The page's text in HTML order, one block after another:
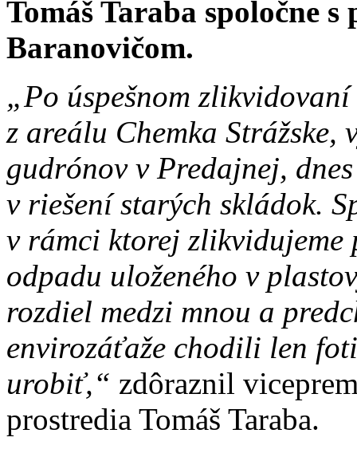
Tomáš Taraba spoločne
Baranovičom.
„Po úspešnom
z areálu Chemka
gudrónov v Predajnej,
v riešení starých skládok.
v rámci ktorej zlikvidujeme
odpadu uloženého v
rozdiel medzi mnou a
envirozáťaže chodili len
urobiť,“ zdôraznil
prostredia Tomáš Taraba.